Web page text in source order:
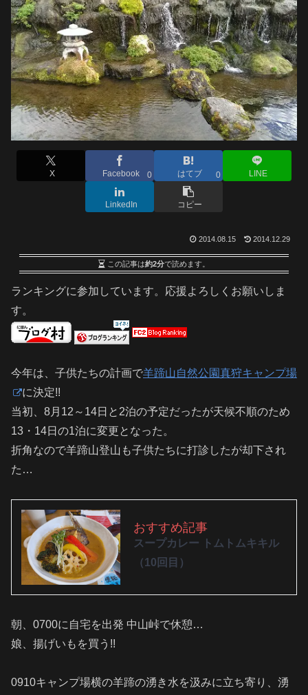
X Facebook 0 はてブ 0 LINE
LinkedIn コピー
2014.08.15 2014.12.29
この記事は約2分で読めます。
ランキングに参加しています。応援よろしくお願いしま
す。
今年は、子供たちの計画で羊蹄山自然公園真狩キャンプ場
に決定!!
当初、8月12～14日と2泊の予定だったが天候不順のため
13・14日の1泊に変更となった。
折角なので羊蹄山登山も子供たちに打診したが却下され
た…
おすすめ記事
スープカレー トムトムキキル
（10回目）
朝、0700に自宅を出発 中山峠で休憩…
娘、揚げいもを買う!!
0910キャンプ場横の羊蹄の湧き水を汲みに立ち寄り、湧